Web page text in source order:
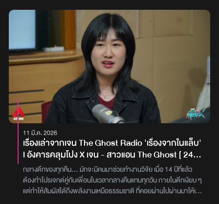
หลอนที่ตามติดจนไม่ลืม...เรื่องราวจะเป็นอย่างไร ติดตามได้ใน ‘อังคาร
คลุมโปง X แบงค์เกนสไตล์ (24 มี.ค. 2569)’ ไปพร้อมกับ ‘ดีเจมดดำ’ ‘ดี
เจแนน’ และ ‘ดีเจเจ็ม’ กับเรื่องราวที่มีชื่อว่า ‘คุ้งผีโหย’ คุณแรก ได้มาเล่า
เรื่องราวของของ ‘ตาถึก’ ในสมัยที่ตายังหนุ่ม ก็ได้ใช้ชีวิตตามปกติของ
คนชนบท ไม่ว่าจะเป็นการจับปลา ปลูกข้าว ทำไร่ทำสวน ด้วยความที่
ต้องพายเรือไปหาปลามาทำอาหารแย่งกับชาวบ้าน ตาถึกจึงคิดได้ว่า มี
อยู่ที่นึงเป็นคุ้งน้ำ เหมือนลำคลองขนาดกลาง ที่ฝั่งนึงอยู่ติดกับกำแพง
วัด และอีกฝั่งเป็นป่าช้า โดยคนโบราณบอกว่า คุ้งตรงนั้นห้ามใครก็ตาม
ไปจับปลามากินเด็ดขาด ไม่งั้นจะโดนวิญญาณตามหลอกหลอน…แต่
ด้วยความที่วันนั้น ตาถึกจับปลาไม่ได้เลยสักตัวจึงคิดว่า ไม่อยากกลับ
บ้านมือเปล่าจึงได้ชวนเพื่อนอีกคนไปลองจับปลาที่คุ้งนั้นดู เพราะคิดว่า
คนอื่น ๆ คงไม่ไปกัน และต้องมีปลาเหลืออยู่เยอะแน่ หลังจากนั้นตาถึกกับ
เพื่อนก็ได้พากันพายเรือไปที่คุ้งนั้นทันที ซึ่งเมื่อไปถึงก็เห็นว่า มีผักโป่ง
ก่อป่า ลอยอยู่เต็มคุ้งไปหมด และแสงไฟในตอนนั้นก็มีมาจากแค่ตะเกียงที่
หัวเรือเพียงเท่านั้น เมื่อทั้งคู่พายเรือกันไปเรื่อย ๆ แสงจากตะเกียงที่สาด
ผ่านความมืด ก็เผยให้เห็นเหมือนกับว่า มีบางสิ่งบางอย่างรูปร่างคล้าย
ขอนไม้ลอยติดอยู่กับกองผักโป่ง ทั้งคู่จึงช่วยกันเอาไม้พายดันเปิดทางให้
สามารถพายเรือไปต่อได้ เพื่อจะได้ไปจับปลาในโซนที่น้ำไม่ลึกมาก แต่
11 มี.ค. 2026
เรื่องเล่าจากเจน The Ghost Radio 'เรื่องจากในแล็บ'
l อังคารคลุมโปง X เจน - สาวแอน The Ghost [ 24
ก.พ.2569 ]
กลางดึกของทุกคืน... มักจะมีคนมาช่วยทำงานวิจัย เมื่อ 14 ปีที่แล้ว
ต้องทำโปรเจกต์คู่กับเพื่อนในเวลากลางคืนแทบทุกวัน ภายในตึกเงียบ ๆ
แต่ทำให้สัมผัสได้ถึงพลังงานเหนือธรรมชาติ ที่คอยผ่านไปผ่านมาให้เห็น